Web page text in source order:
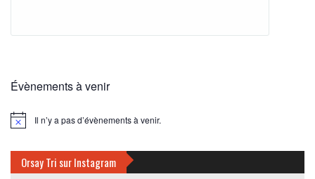
Évènements à venir
Notice Il n’y a pas d’évènements à venir.
Orsay Tri sur Instagram